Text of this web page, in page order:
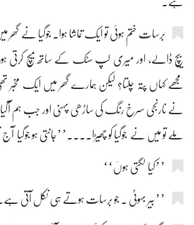
برسات ختم ہوئی تو ایک تماشا ہوا۔ جوگیا نے
بیچ ڈالے، اور میری لپ سٹک کے ساتھ میچ کرتی
مجھے کہاں پتہ چلتا؟ لیکن ہمارے گھر میں ایک مخبر
نے نارنجی سرخ رنگ کی ساڑھی پہنی اور جب ہم
ملے تو میں نے جوگیا کو چھیڑا۔۔۔۔’’جانتی ہو جوگیا آج
’’کیا لگتی ہوںَ‘‘
’’بیر بہوٹی ۔ جو برسات ہوتے ہی نکل آتی